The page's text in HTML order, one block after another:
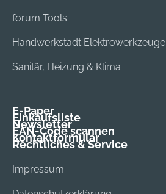
forum Tools
Handwerkstadt Elektrowerkzeuge
Sanitär, Heizung & Klima
E-Paper
Einkaufsliste
Newsletter
EAN-Code scannen
Kontaktformular
Rechtliches & Service
Impressum